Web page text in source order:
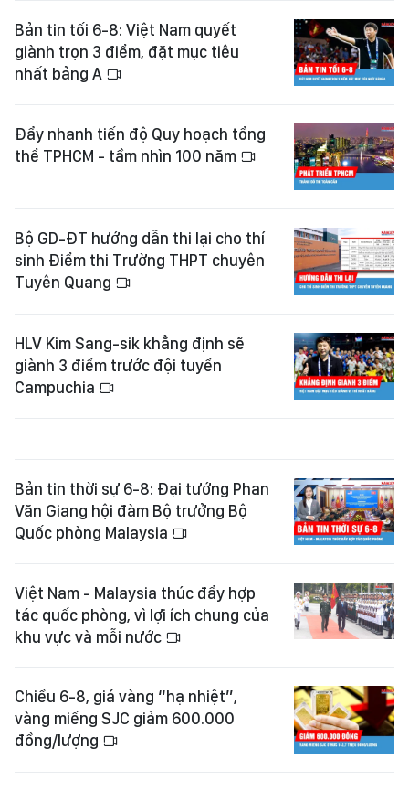
Bản tin tối 6-8: Việt Nam quyết
giành trọn 3 điểm, đặt mục tiêu
nhất bảng A
Đẩy nhanh tiến độ Quy hoạch tổng
thể TPHCM - tầm nhìn 100 năm
Bộ GD-ĐT hướng dẫn thi lại cho thí
sinh Điểm thi Trường THPT chuyên
Tuyên Quang
HLV Kim Sang-sik khẳng định sẽ
giành 3 điểm trước đội tuyển
Campuchia
Bản tin thời sự 6-8: Đại tướng Phan
Văn Giang hội đàm Bộ trưởng Bộ
Quốc phòng Malaysia
Việt Nam - Malaysia thúc đẩy hợp
tác quốc phòng, vì lợi ích chung của
khu vực và mỗi nước
Chiều 6-8, giá vàng “hạ nhiệt”,
vàng miếng SJC giảm 600.000
đồng/lượng